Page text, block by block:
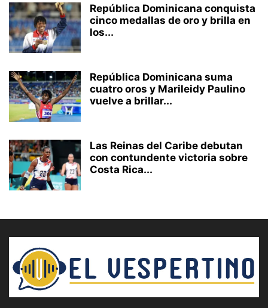
República Dominicana conquista
cinco medallas de oro y brilla en
los...
República Dominicana suma
cuatro oros y Marileidy Paulino
vuelve a brillar...
Las Reinas del Caribe debutan
con contundente victoria sobre
Costa Rica...